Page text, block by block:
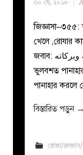
৩০ মে, ২০১৮
খেলে ,রোযার
জবাব: وعليكم السلام ورحمة الله وبركاته রোযা রাখা অবস্থায়
ভুলবশত
পানাহার করলে
বিস্তারিত পড়ুন →
রোজা/রমজান/